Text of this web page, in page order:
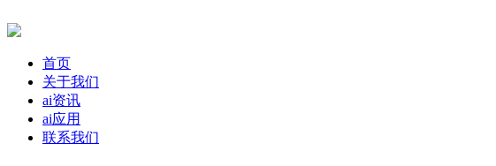
首页
关于我们
ai资讯
ai应用
联系我们